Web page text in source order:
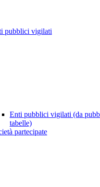
pubblici vigilati
Enti pubblici vigilati (da
tabelle)
partecipate